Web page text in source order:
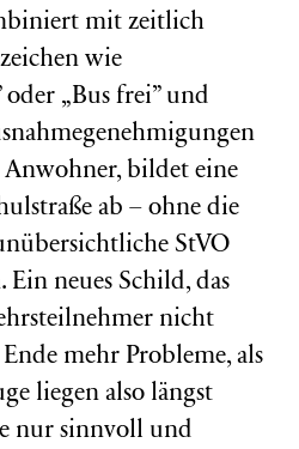
mit zeitlich
wie
„Bus frei” und
Anwohner, bildet eine
ab – ohne die
StVO
neues Schild, das
nicht
mehr Probleme, als
liegen also längst
nur sinnvoll und